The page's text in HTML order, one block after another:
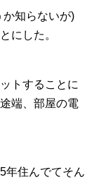
か知らないが)
にした。
トすることに
端、部屋の電
年住んでてそん